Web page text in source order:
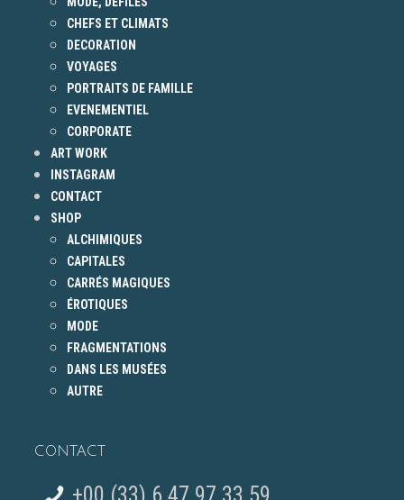
CHEFS ET CLIMATS
DECORATION
VOYAGES
PORTRAITS DE FAMILLE
EVENEMENTIEL
CORPORATE
ART WORK
INSTAGRAM
CONTACT
SHOP
ALCHIMIQUES
CAPITALES
CARRÉS MAGIQUES
ÉROTIQUES
MODE
FRAGMENTATIONS
DANS LES MUSÉES
AUTRE
CONTACT